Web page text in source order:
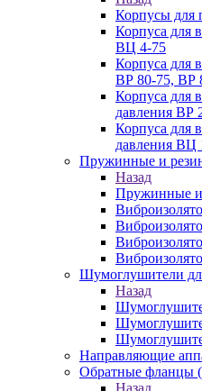
Корпусы для
Корпуса для
ВЦ 4-75
Корпуса для
ВР 80-75, ВР
Корпуса для
давления ВР
Корпуса для
давления ВЦ
Пружинные и
Назад
Пружинные и
Шумоглушители
Назад
Направляющие
Обратные фланцы
Назад